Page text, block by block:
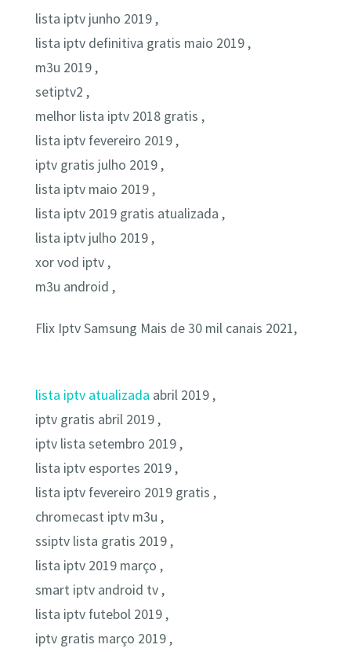
lista iptv junho 2019 ,
lista iptv definitiva gratis maio 2019 ,
m3u 2019 ,
setiptv2 ,
melhor lista iptv 2018 gratis ,
lista iptv fevereiro 2019 ,
iptv gratis julho 2019 ,
lista iptv maio 2019 ,
lista iptv 2019 gratis atualizada ,
lista iptv julho 2019 ,
xor vod iptv ,
m3u android ,
Flix Iptv Samsung Mais de 30 mil canais 2021,
lista iptv atualizada abril 2019 ,
iptv gratis abril 2019 ,
iptv lista setembro 2019 ,
lista iptv esportes 2019 ,
lista iptv fevereiro 2019 gratis ,
chromecast iptv m3u ,
ssiptv lista gratis 2019 ,
lista iptv 2019 março ,
smart iptv android tv ,
lista iptv futebol 2019 ,
iptv gratis março 2019 ,